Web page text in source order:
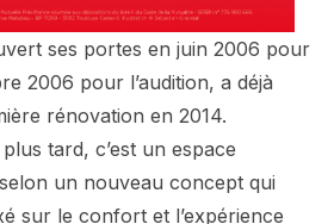
ses portes en juin 2006 pour
2006 pour l’audition, a déjà
rénovation en 2014.
tard, c’est un espace
un nouveau concept qui
sur le confort et l’expérience